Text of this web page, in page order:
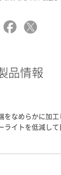
品情報
をなめらかに加
ライトを低減し